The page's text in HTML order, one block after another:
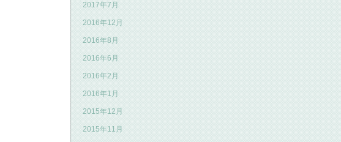
2017年7月
2016年12月
2016年8月
2016年6月
2016年2月
2016年1月
2015年12月
2015年11月